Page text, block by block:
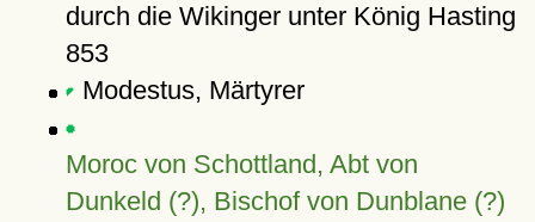
durch die Wikinger unter König Hasting
853
Modestus, Märtyrer
Moroc von Schottland, Abt von
Dunkeld (?), Bischof von Dunblane (?)